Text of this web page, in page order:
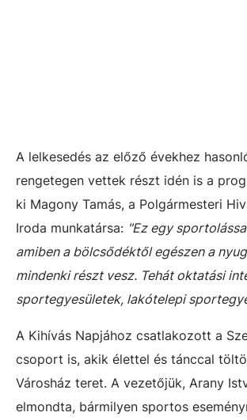
A lelkesedés az előző évekhez
rengetegen vettek részt idén is a
ki Magony Tamás, a Polgármesteri
Iroda munkatársa: "Ez egy
amiben a bölcsődéktől egészen a
mindenki részt vesz. Tehát oktatási
sportegyesületek, lakótelepi
A Kihívás Napjához csatlakozott a
csoport is, akik élettel és tánccal
Városház teret. A vezetőjük, Arany
elmondta, bármilyen sportos